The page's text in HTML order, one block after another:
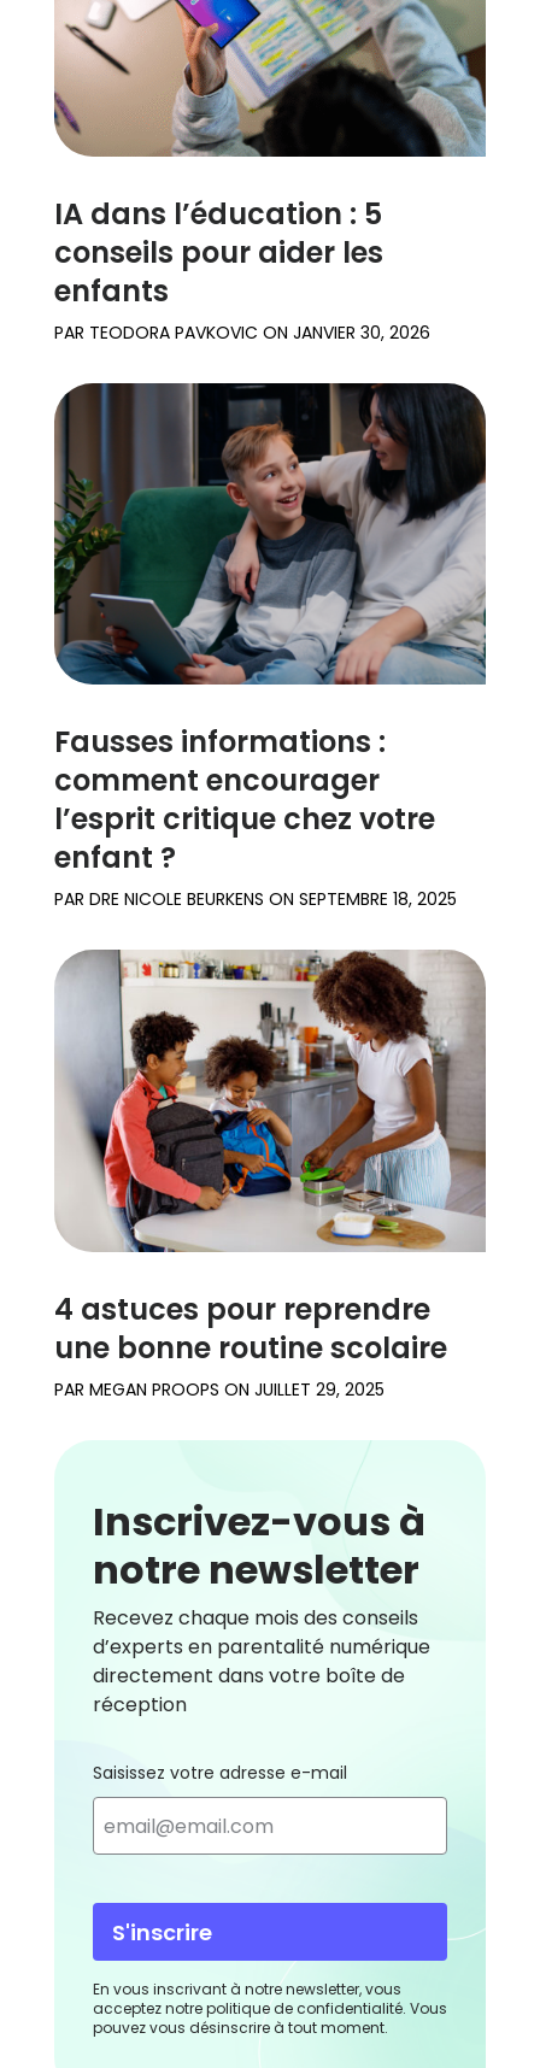
IA dans l’éducation : 5
conseils pour aider les
enfants
PAR TEODORA PAVKOVIC ON JANVIER 30, 2026
Fausses informations :
comment encourager
l’esprit critique chez votre
enfant ?
PAR DRE NICOLE BEURKENS ON SEPTEMBRE 18, 2025
4 astuces pour reprendre
une bonne routine scolaire
PAR MEGAN PROOPS ON JUILLET 29, 2025
Inscrivez-vous à
notre newsletter
Recevez chaque mois des conseils
d’experts en parentalité numérique
directement dans votre boîte de
réception
Saisissez votre adresse e-mail
S'inscrire
En vous inscrivant à notre newsletter, vous
acceptez notre politique de confidentialité. Vous
pouvez vous désinscrire à tout moment.